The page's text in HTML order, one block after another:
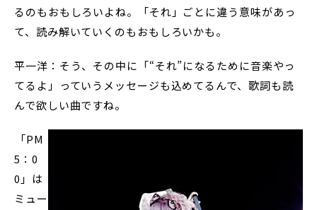
るのもおもしろいよね。「それ」ごとに違う意味があっ
て、読み解いていくのもおもしろいかも。
平一洋：そう、その中に「“それ”になるために音楽やっ
てるよ」っていうメッセージも込めてるんで、歌詞も読
んで欲しい曲ですね。
――「PM
5：0
0」は
ミュー